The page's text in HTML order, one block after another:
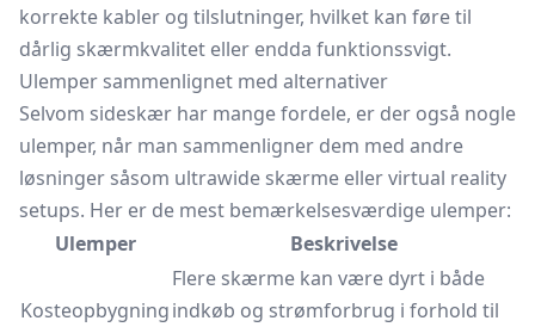
korrekte kabler og tilslutninger, hvilket kan føre til
dårlig skærmkvalitet eller endda funktionssvigt.
Ulemper sammenlignet med alternativer
Selvom sideskær har mange fordele, er der også nogle
ulemper, når man sammenligner dem med andre
løsninger såsom ultrawide skærme eller virtual reality
setups. Her er de mest bemærkelsesværdige ulemper:
Ulemper
Beskrivelse
Kosteopbygning
Flere skærme kan være dyrt i både
indkøb og strømforbrug i forhold til